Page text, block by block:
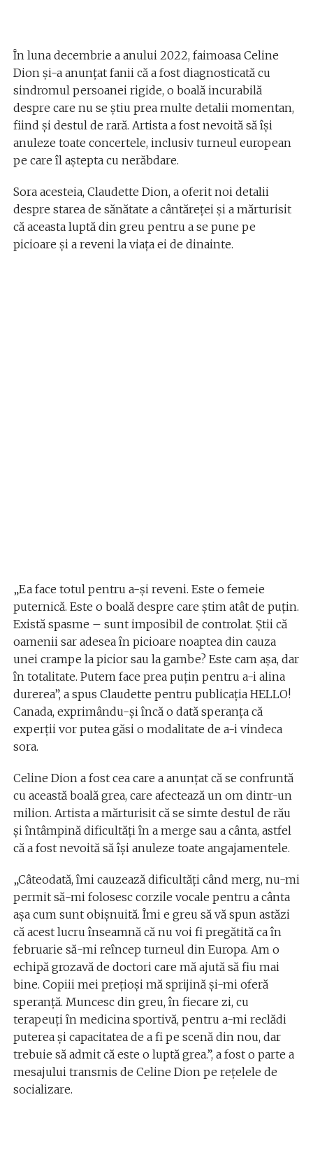
În luna decembrie a anului 2022, faimoasa Celine
Dion și-a anunțat fanii că a fost diagnosticată cu
sindromul persoanei rigide, o boală incurabilă
despre care nu se știu prea multe detalii momentan,
fiind și destul de rară. Artista a fost nevoită să își
anuleze toate concertele, inclusiv turneul european
pe care îl aștepta cu nerăbdare.
Sora acesteia, Claudette Dion, a oferit noi detalii
despre starea de sănătate a cântăreței și a mărturisit
că aceasta luptă din greu pentru a se pune pe
picioare și a reveni la viața ei de dinainte.
„Ea face totul pentru a-și reveni. Este o femeie
puternică. Este o boală despre care știm atât de puțin.
Există spasme – sunt imposibil de controlat. Știi că
oamenii sar adesea în picioare noaptea din cauza
unei crampe la picior sau la gambe? Este cam așa, dar
în totalitate. Putem face prea puțin pentru a-i alina
durerea”, a spus Claudette pentru publicația HELLO!
Canada, exprimându-și încă o dată speranța că
experții vor putea găsi o modalitate de a-i vindeca
sora.
Celine Dion a fost cea care a anunțat că se confruntă
cu această boală grea, care afectează un om dintr-un
milion. Artista a mărturisit că se simte destul de rău
și întâmpină dificultăți în a merge sau a cânta, astfel
că a fost nevoită să își anuleze toate angajamentele.
„Câteodată, îmi cauzează dificultăți când merg, nu-mi
permit să-mi folosesc corzile vocale pentru a cânta
așa cum sunt obișnuită. Îmi e greu să vă spun astăzi
că acest lucru înseamnă că nu voi fi pregătită ca în
februarie să-mi reîncep turneul din Europa. Am o
echipă grozavă de doctori care mă ajută să fiu mai
bine. Copiii mei prețioși mă sprijină și-mi oferă
speranță. Muncesc din greu, în fiecare zi, cu
terapeuți în medicina sportivă, pentru a-mi reclădi
puterea și capacitatea de a fi pe scenă din nou, dar
trebuie să admit că este o luptă grea.”, a fost o parte a
mesajului transmis de Celine Dion pe rețelele de
socializare.